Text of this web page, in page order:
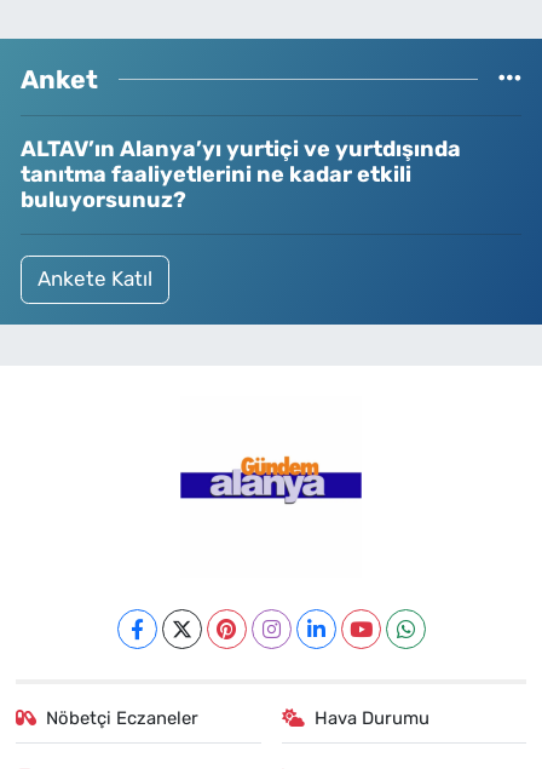
Anket
ALTAV’ın Alanya’yı yurtiçi ve yurtdışında
tanıtma faaliyetlerini ne kadar etkili
buluyorsunuz?
Ankete Katıl
Nöbetçi Eczaneler Hava Durumu